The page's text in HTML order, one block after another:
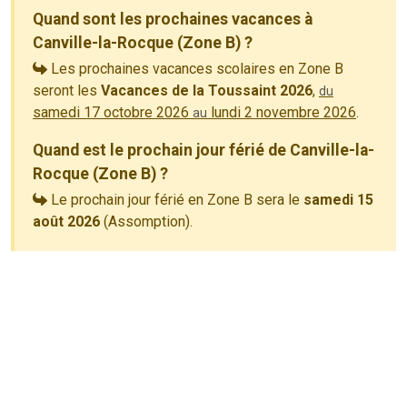
Quand sont les prochaines vacances à
Canville-la-Rocque (Zone B) ?
Les prochaines vacances scolaires en Zone B
seront les Vacances de la Toussaint 2026, du
samedi 17 octobre 2026 au lundi 2 novembre 2026.
Quand est le prochain jour férié de Canville-la-
Rocque (Zone B) ?
Le prochain jour férié en Zone B sera le samedi 15
août 2026 (Assomption).